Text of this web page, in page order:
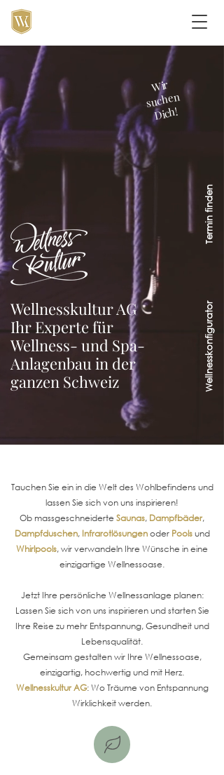
Wir
suchen
Dich!
Wellnesskultur AG
Ihr Experte für
Wellness- und Spa-
Anlagenbau in der
ganzen Schweiz
Termin finden
Wellnesskonfigurator
​Tauchen Sie ein in die Welt des Wohlbefindens und
lassen Sie sich von uns inspirieren!
Ob massgeschneiderte Saunas, Dampfbäder,
Dampfduschen, Infrarotlösungen oder Pools und
Whirlpools, wir verwandeln Ihre Wünsche in eine
einzigartige Wellnessoase.
Jetzt Ihre persönliche Wellnessanlage planen:
Lassen Sie sich von uns inspirieren und starten Sie
Ihre Reise zu mehr Entspannung, Gesundheit und
Lebensqualität.
Gemeinsam gestalten wir Ihre Wellnessoase,
einzigartig, hochwertig und mit Herz.
Wellnesskultur AG: Wo Träume von Entspannung
Wirklichkeit werden.